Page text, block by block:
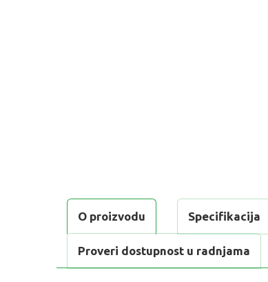
O proizvodu Specifikacija
Proveri dostupnost u radnjama